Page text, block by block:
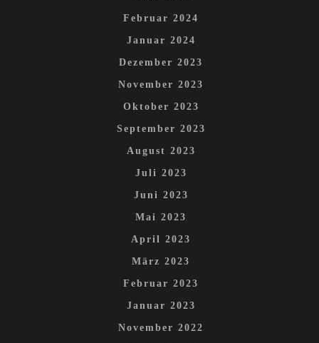
Februar 2024
Januar 2024
Dezember 2023
November 2023
Oktober 2023
September 2023
August 2023
Juli 2023
Juni 2023
Mai 2023
April 2023
März 2023
Februar 2023
Januar 2023
November 2022